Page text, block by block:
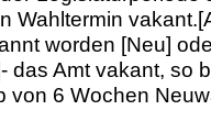
Wahltermin
worden [Neu]
das Amt vakant, so
von 6 Wochen